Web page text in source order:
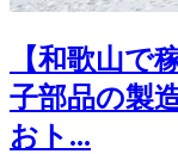
【和歌山で
子部品の製
おト...